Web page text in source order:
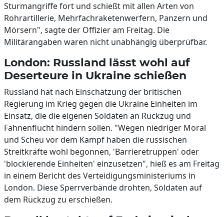
Sturmangriffe fort und schießt mit allen Arten von
Rohrartillerie, Mehrfachraketenwerfern, Panzern und
Mörsern", sagte der Offizier am Freitag. Die
Militärangaben waren nicht unabhängig überprüfbar.
London: Russland lässt wohl auf
Deserteure in Ukraine schießen
Russland hat nach Einschätzung der britischen
Regierung im Krieg gegen die Ukraine Einheiten im
Einsatz, die die eigenen Soldaten an Rückzug und
Fahnenflucht hindern sollen. "Wegen niedriger Moral
und Scheu vor dem Kampf haben die russischen
Streitkräfte wohl begonnen, 'Barrieretruppen' oder
'blockierende Einheiten' einzusetzen", hieß es am Freitag
in einem Bericht des Verteidigungsministeriums in
London. Diese Sperrverbände drohten, Soldaten auf
dem Rückzug zu erschießen.